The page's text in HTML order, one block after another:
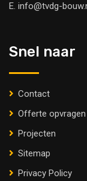
E. info@tvdg-
Snel naar
Contact
Offerte opvragen
Projecten
Sitemap
Privacy Policy